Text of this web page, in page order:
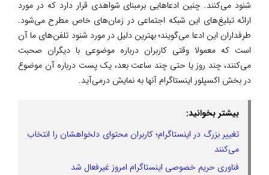
شنود می‌کنند. چنین ادعاهایی برمبنای شواهدی قرار دارد که در مورد
ارائه تبلیغ‌های این شبکه اجتماعی در زمان‌های خاص مطرح می‌شود.
طرفداران این ادعا می‌گویند؛ بهترین دلیل در مورد شنود تلفن‌های ما آن
است که معمولا وقتی کاربران درباره موضوعی با دیگران صحبت
می‌کنند، چند روز یا حتی چند ساعت بعد، یک پست درباره آن موضوع
در بخش اکسپلور‌ اینستاگرام آنها به نمایش در‌می‌آید.
بیشتر بخوانید:
تغییر بزرگ در اینستاگرام؛ کاربران محتوای دلخواهشان را انتخاب
می‌کنند
فناوری حریم خصوصی اینستاگرام امروز غیرفعال شد